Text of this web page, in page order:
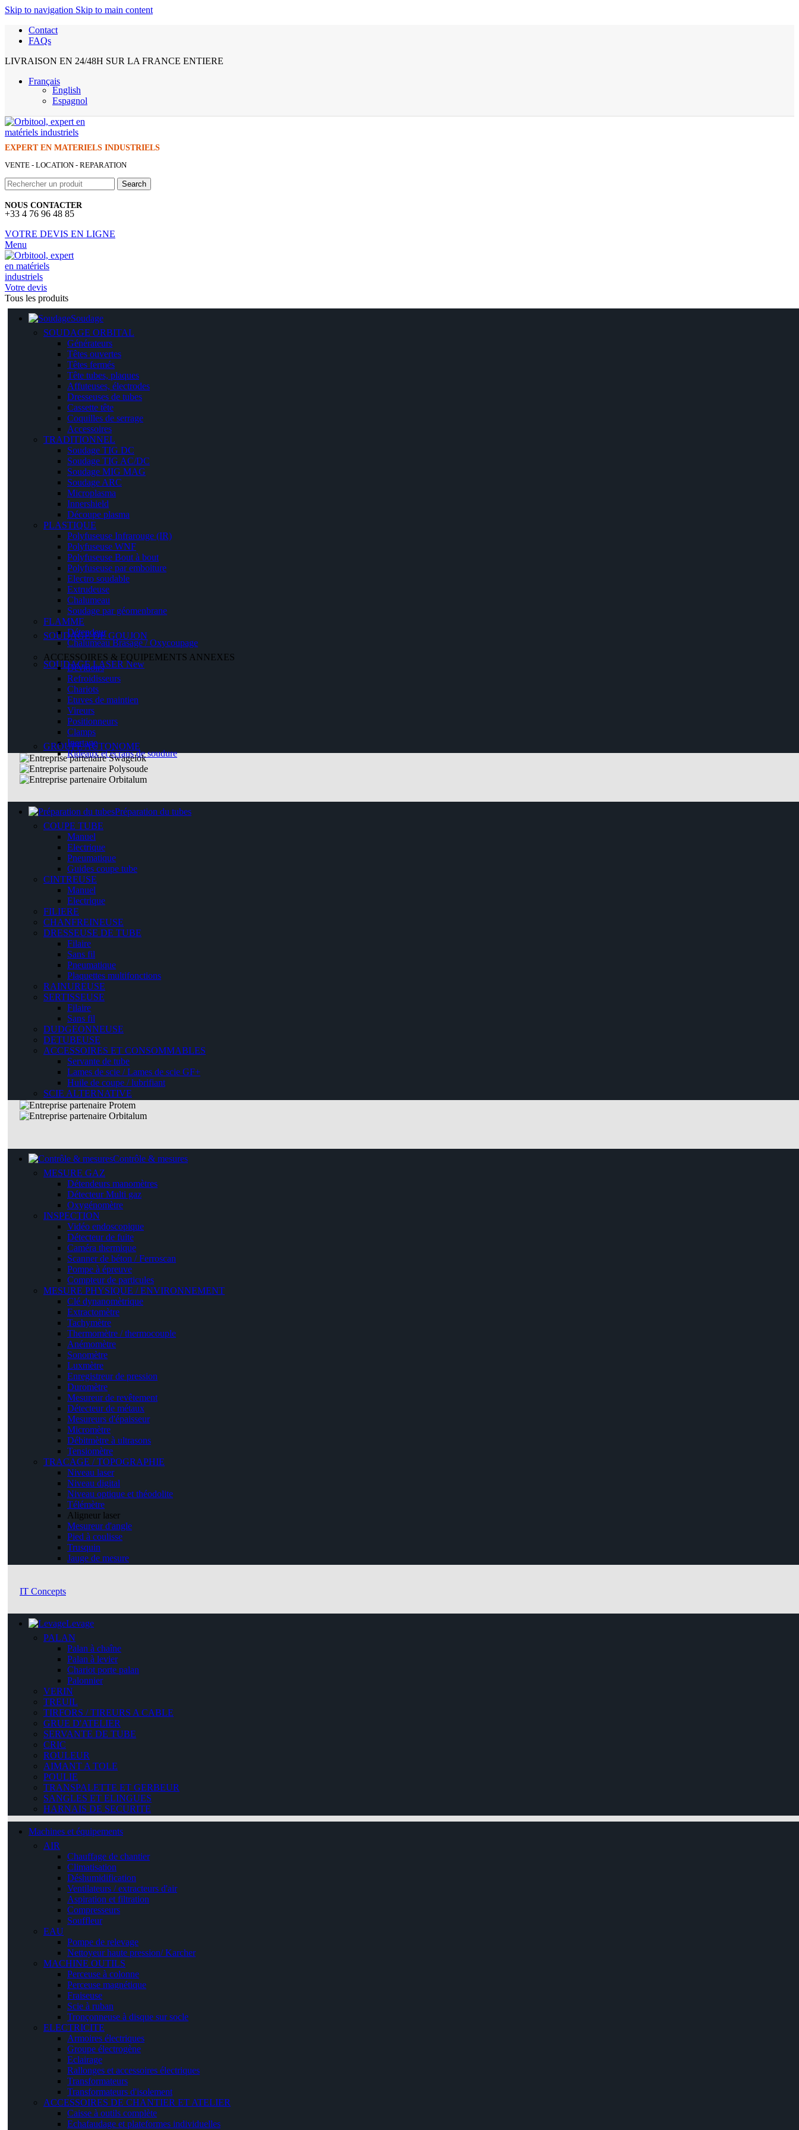
Skip to navigation Skip to main content
Contact
FAQs
LIVRAISON EN 24/48H SUR LA FRANCE ENTIERE
Français
English
Espagnol
EXPERT EN MATERIELS INDUSTRIELS
VENTE - LOCATION - REPARATION
Search
NOUS CONTACTER
+33 4 76 96 48 85
VOTRE DEVIS EN LIGNE
Menu
Votre devis
Tous les produits
Soudage
SOUDAGE ORBITAL
Générateurs
Têtes ouvertes
Têtes fermés
Tête tubes, plaques
Affuteuses, électrodes
Dresseuses de tubes
Cassette tête
Coquilles de serrage
Accessoires
TRADITIONNEL
Soudage TIG DC
Soudage TIG AC/DC
Soudage MIG MAG
Soudage ARC
Microplasma
Innershield
Découpe plasma
PLASTIQUE
Polyfuseuse Infrarouge (IR)
Polyfuseuse WNF
Polyfuseuse Bout à bout
Polyfuseuse par emboiture
Electro soudable
Extrudeuse
Chalumeau
Soudage par géomenbrane
FLAMME
Détendeur
Chalumeau Brasage / Oxycoupage
SOUDAGE DE GOUJON
SOUDAGE LASER New
ACCESSOIRES & EQUIPEMENTS ANNEXES
Dévidoirs
Refroidisseurs
Chariots
Etuves de maintien
Vireurs
Positionneurs
Clamps
Inertage
Rideaux et écrans de soudure
GROUPE AUTONOME
Préparation du tubes
COUPE TUBE
Manuel
Electrique
Pneumatique
Guides coupe tube
CINTREUSE
Manuel
Electrique
FILIERE
CHANFREINEUSE
DRESSEUSE DE TUBE
Filaire
Sans fil
Pneumatique
Plaquettes multifonctions
RAINUREUSE
SERTISSEUSE
Filaire
Sans fil
DUDGEONNEUSE
DETUBEUSE
ACCESSOIRES ET CONSOMMABLES
Servante de tube
Lames de scie / Lames de scie GF+
Huile de coupe / lubrifiant
SCIE ALTERNATIVE
Contrôle & mesures
MESURE GAZ
Détendeurs manomètres
Détecteur Multi gaz
Oxygénomètre
INSPECTION
Vidéo endoscopique
Détecteur de fuite
Caméra thermique
Scanner de béton / Ferroscan
Pompe à épreuve
Compteur de particules
MESURE PHYSIQUE / ENVIRONNEMENT
Clé dynanomètrique
Extractomètre
Tachymètre
Thermomètre / thermocouple
Anémomètre
Sonomètre
Luxmètre
Enregistreur de pression
Duromètre
Mesureur de revêtement
Détecteur de métaux
Mesureurs d'épaisseur
Micromètre
Débitmètre à ultrasons
Tensiomètre
TRACAGE / TOPOGRAPHIE
Niveau laser
Niveau digital
Niveau optique et théodolite
Télémètre
Aligneur laser
Mesureur d'angle
Pied à coulisse
Trusquin
Jauge de mesure
IT Concepts
Levage
PALAN
Palan à chaîne
Palan à levier
Chariot porte palan
Palonnier
VERIN
TREUIL
TIRFORS / TIREURS A CABLE
GRUE D'ATELIER
SERVANTE DE TUBE
CRIC
ROULEUR
AIMANT A TOLE
POULIE
TRANSPALETTE ET GERBEUR
SANGLES ET ELINGUES
HARNAIS DE SECURITE
Machines et équipements
AIR
Chauffage de chantier
Climatisation
Déshumidification
Ventilateurs / extracteurs d'air
Aspiration et filtration
Compresseurs
Souffleur
EAU
Pompe de relevage
Nettoyeur haute pression/ Karcher
MACHINE OUTILS
Perceuse à colonne
Perceuse magnétique
Fraiseuse
Scie à ruban
Tronçonneuse à disque sur socle
ELECTRICITE
Armoires électriques
Groupe électrogène
Eclairage
Rallonges et accessoires électriques
Transformateurs
Transformateurs d'isolement
ACCESSOIRES DE CHANTIER ET ATELIER
Caisse à outils complète
Echafaudage et plateformes individuelles